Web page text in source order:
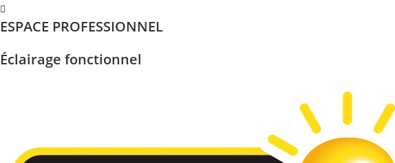
Skip
to
ESPACE PROFESSIONNEL
Éclairage fonctionnel